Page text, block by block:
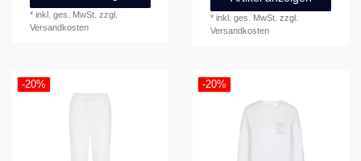
*inkl. ges. MwSt. zzgl.
Versandkosten
*inkl. ges. MwSt. zzgl.
Versandkosten
-20% -20%